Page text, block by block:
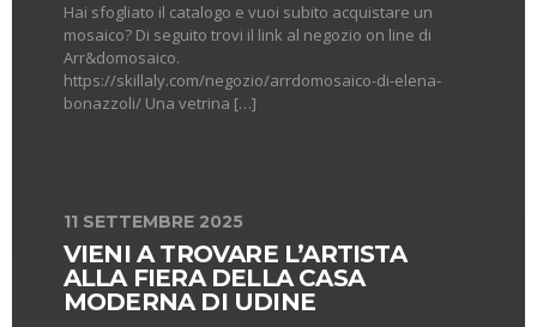
Hai sfogliato il catalogo e vuoi subito acquistare un
mosaico? Di seguito trovi il link al negozio on line di
Arr&domosaico.
https://skillaly.com/negozio/arrdomosaico-di-elena-
bonazzoli/ Una vetrina […]
11 SETTEMBRE 2025
VIENI A TROVARE L’ARTISTA
ALLA FIERA DELLA CASA
MODERNA DI UDINE